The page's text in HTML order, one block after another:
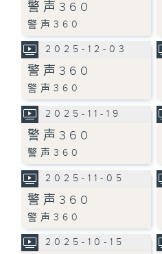
警声360
警声360
2025-12-03
警声360
警声360
2025-11-19
警声360
警声360
2025-11-05
警声360
警声360
2025-10-15